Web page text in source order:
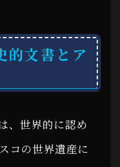
的文書とア
、世界的に認め
コの世界遺産に